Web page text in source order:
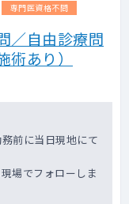
専門医資格不問
／自由診療問
あり）
前に当日現地にて
場でフォローしま